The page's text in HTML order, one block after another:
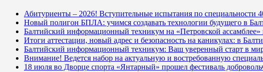
Абитуриенты – 2026! Вступительные испытания по специальности
Новый полигон БПЛА: учимся создавать технологии будущего в
Балтийский информационный техникум на «Петровской
Итоги аттестации, новый адрес и безопасность на каникулах: в
Балтийский информационный техникум: Ваш уверенный старт в
Внимание! Ведется набор на актуальную и востребованную
18 июля во Дворце спорта «Янтарный» прошел фестиваль